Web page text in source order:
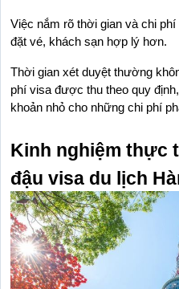
Việc nắm rõ thời gian và chi
đặt vé, khách sạn hợp lý hơn.
Thời gian xét duyệt thường
phí visa được thu theo quy
khoản nhỏ cho những chi phí
Kinh nghiệm thực
đậu visa du lịch